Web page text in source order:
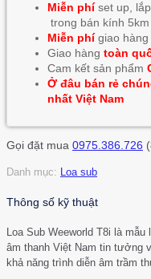
Miễn phíset up,
trong bán kính 5km
Miễn phígiao hàng
Giao hàng toàn
Cam kết sản phẩm
Ở đâu bán rẻ
nhất Việt Nam
Gọi đặt mua 0975.386.726
Danh mục: Loa sub
Thông số kỹ thuật
Loa Sub Weeworld T8i là
âm thanh Việt Nam tin tưởng
khả năng trình diễn âm trầm